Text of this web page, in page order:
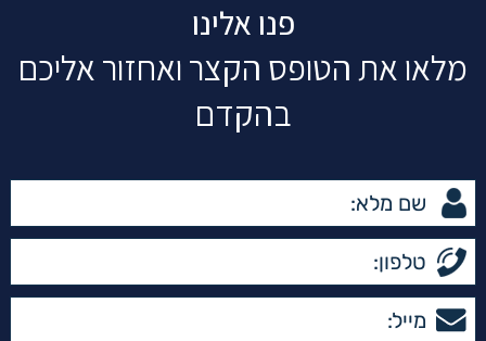
פנו אלינו
מלאו את הטופס הקצר ואחזור אליכם
בהקדם